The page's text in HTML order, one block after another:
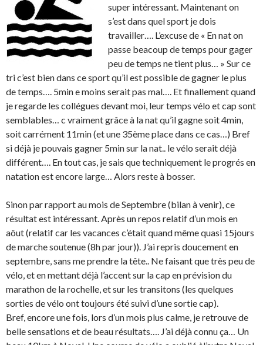
super intéressant. Maintenant on
s’est dans quel sport je dois
travailler…. L’excuse de « En nat on
passe beacoup de temps pour gager
peu de temps ne tient plus… » Sur ce
tri c’est bien dans ce sport qu’il est possible de gagner le plus
de temps…. 5min e moins serait pas mal…. Et finallement quand
je regarde les collégues devant moi, leur temps vélo et cap sont
semblables… c vraiment grâce à la nat qu’il gagne soit 4min,
soit carrément 11min (et une 35ème place dans ce cas…) Bref
si déjà je pouvais gagner 5min sur la nat.. le vélo serait déjà
différent…. En tout cas, je sais que techniquement le progrés en
natation est encore large… Alors reste à bosser.
Sinon par rapport au mois de Septembre (bilan à venir), ce
résultat est intéressant. Après un repos relatif d’un mois en
aôut (relatif car les vacances c’était quand même quasi 15jours
de marche soutenue (8h par jour)). J’ai repris doucement en
septembre, sans me prendre la tête.. Ne faisant que très peu de
vélo, et en mettant déjà l’accent sur la cap en prévision du
marathon de la rochelle, et sur les transitons (les quelques
sorties de vélo ont toujours été suivi d’une sortie cap).
Bref, encore une fois, lors d’un mois plus calme, je retrouve de
belle sensations et de beau résultats…. J’ai déjà connu ça… Un